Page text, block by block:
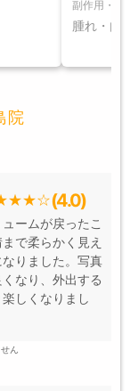
副作用・リ
腫れ・内
院
(4.0)
ームが戻ったこ
で柔らかく見え
なりました。写真
なり、外出する
しくなりまし
ん